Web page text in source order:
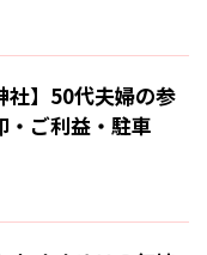
社】50代夫婦の参
・ご利益・駐車